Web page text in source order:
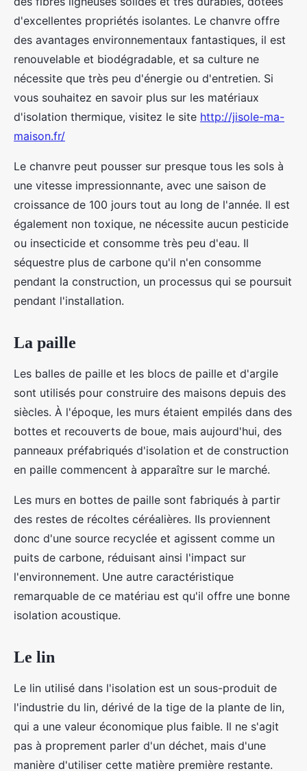
d'excellentes propriétés isolantes. Le chanvre offre
des avantages environnementaux fantastiques, il est
renouvelable et biodégradable, et sa culture ne
nécessite que très peu d'énergie ou d'entretien. Si
vous souhaitez en savoir plus sur les matériaux
d'isolation thermique, visitez le site http://jisole-ma-
maison.fr/
Le chanvre peut pousser sur presque tous les sols à
une vitesse impressionnante, avec une saison de
croissance de 100 jours tout au long de l'année. Il est
également non toxique, ne nécessite aucun pesticide
ou insecticide et consomme très peu d'eau. Il
séquestre plus de carbone qu'il n'en consomme
pendant la construction, un processus qui se poursuit
pendant l'installation.
La paille
Les balles de paille et les blocs de paille et d'argile
sont utilisés pour construire des maisons depuis des
siècles. À l'époque, les murs étaient empilés dans des
bottes et recouverts de boue, mais aujourd'hui, des
panneaux préfabriqués d'isolation et de construction
en paille commencent à apparaître sur le marché.
Les murs en bottes de paille sont fabriqués à partir
des restes de récoltes céréalières. Ils proviennent
donc d'une source recyclée et agissent comme un
puits de carbone, réduisant ainsi l'impact sur
l'environnement. Une autre caractéristique
remarquable de ce matériau est qu'il offre une bonne
isolation acoustique.
Le lin
Le lin utilisé dans l'isolation est un sous-produit de
l'industrie du lin, dérivé de la tige de la plante de lin,
qui a une valeur économique plus faible. Il ne s'agit
pas à proprement parler d'un déchet, mais d'une
manière d'utiliser cette matière première restante.